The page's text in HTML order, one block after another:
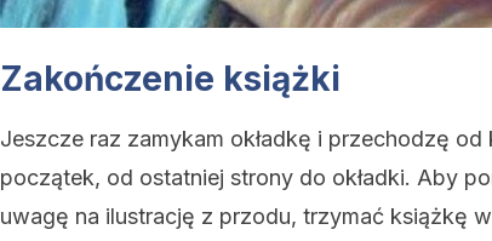
Zakończenie książki
Jeszcze raz zamykam okładkę i przechodzę
początek, od ostatniej strony do okładki. Aby
uwagę na ilustrację z przodu, trzymać książkę